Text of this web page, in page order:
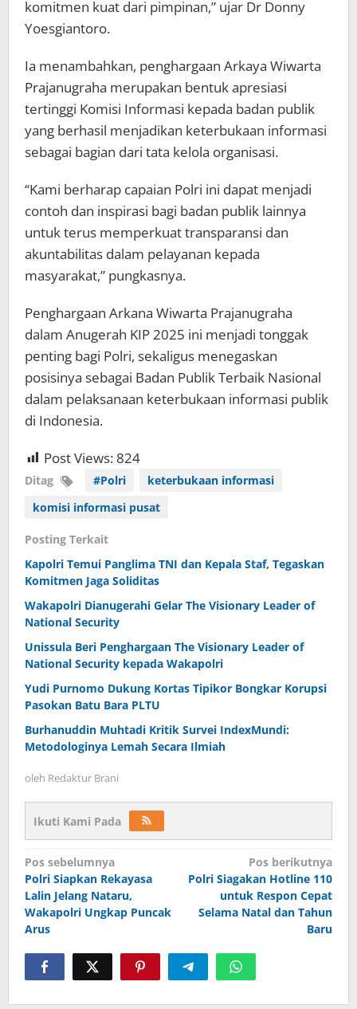
komitmen kuat dari pimpinan,” ujar Dr Donny
Yoesgiantoro.
Ia menambahkan, penghargaan Arkaya Wiwarta
Prajanugraha merupakan bentuk apresiasi
tertinggi Komisi Informasi kepada badan publik
yang berhasil menjadikan keterbukaan informasi
sebagai bagian dari tata kelola organisasi.
“Kami berharap capaian Polri ini dapat menjadi
contoh dan inspirasi bagi badan publik lainnya
untuk terus memperkuat transparansi dan
akuntabilitas dalam pelayanan kepada
masyarakat,” pungkasnya.
Penghargaan Arkana Wiwarta Prajanugraha
dalam Anugerah KIP 2025 ini menjadi tonggak
penting bagi Polri, sekaligus menegaskan
posisinya sebagai Badan Publik Terbaik Nasional
dalam pelaksanaan keterbukaan informasi publik
di Indonesia.
Post Views: 824
Ditag #Polri
keterbukaan informasi
komisi informasi pusat
Posting Terkait
Kapolri Temui Panglima TNI dan Kepala Staf, Tegaskan
Komitmen Jaga Soliditas
Wakapolri Dianugerahi Gelar The Visionary Leader of
National Security
Unissula Beri Penghargaan The Visionary Leader of
National Security kepada Wakapolri
Yudi Purnomo Dukung Kortas Tipikor Bongkar Korupsi
Pasokan Batu Bara PLTU
Burhanuddin Muhtadi Kritik Survei IndexMundi:
Metodologinya Lemah Secara Ilmiah
oleh Redaktur Brani
Ikuti Kami Pada
Navigasi
pos
Pos sebelumnya
Polri Siapkan Rekayasa
Lalin Jelang Nataru,
Wakapolri Ungkap Puncak
Arus
Pos berikutnya
Polri Siagakan Hotline 110
untuk Respon Cepat
Selama Natal dan Tahun
Baru